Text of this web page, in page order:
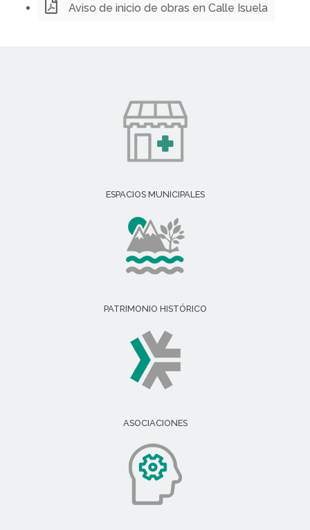
Aviso de inicio de obras en Calle Isuela
ESPACIOS MUNICIPALES
PATRIMONIO HISTÓRICO
ASOCIACIONES